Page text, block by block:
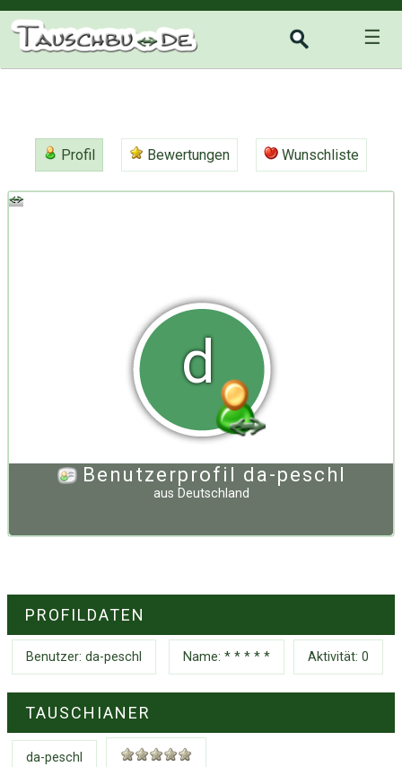
☰
Profil Bewertungen Wunschliste
d
Benutzerprofil da-peschl
aus Deutschland
PROFILDATEN
Benutzer: da-peschl Name: * * * * * Aktivität: 0
TAUSCHIANER
da-peschl